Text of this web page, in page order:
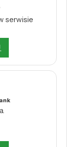
serwisie